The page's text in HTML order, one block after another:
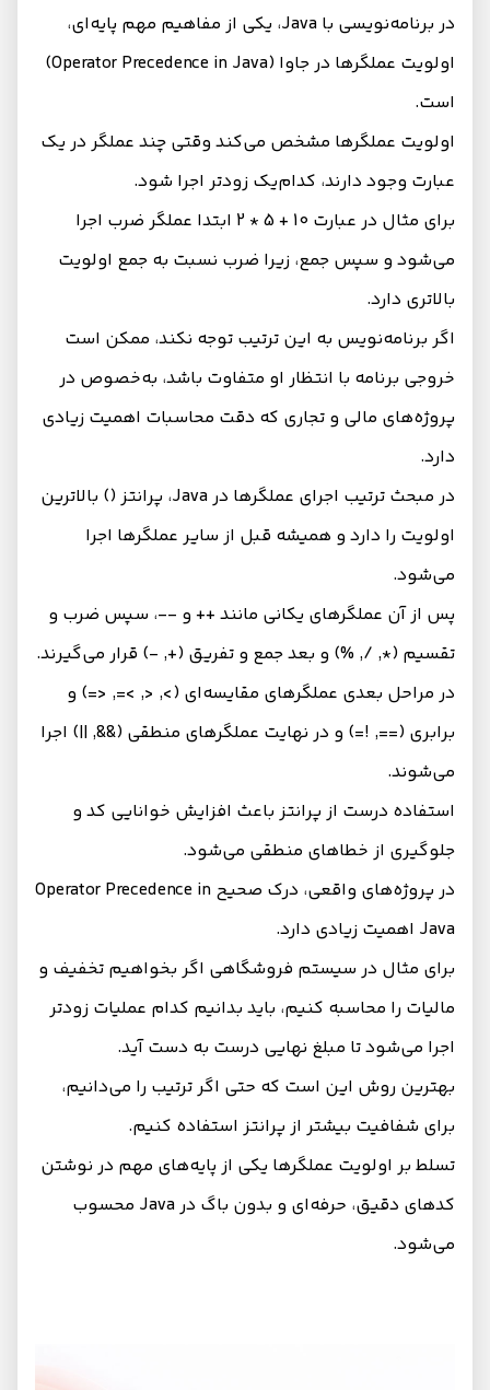
در برنامه‌نویسی با Java، یکی از مفاهیم مهم پایه‌ای،
اولویت عملگرها در جاوا (Operator Precedence in Java)
است.
اولویت عملگرها مشخص می‌کند وقتی چند عملگر در یک
عبارت وجود دارند، کدام‌یک زودتر اجرا شود.
برای مثال در عبارت 10 + 5 * 2 ابتدا عملگر ضرب اجرا
می‌شود و سپس جمع، زیرا ضرب نسبت به جمع اولویت
بالاتری دارد.
اگر برنامه‌نویس به این ترتیب توجه نکند، ممکن است
خروجی برنامه با انتظار او متفاوت باشد، به‌خصوص در
پروژه‌های مالی و تجاری که دقت محاسبات اهمیت زیادی
دارد.
در مبحث ترتیب اجرای عملگرها در Java، پرانتز () بالاترین
اولویت را دارد و همیشه قبل از سایر عملگرها اجرا
می‌شود.
پس از آن عملگرهای یکانی مانند ++ و --، سپس ضرب و
تقسیم (*, /, %) و بعد جمع و تفریق (+, -) قرار می‌گیرند.
در مراحل بعدی عملگرهای مقایسه‌ای (>, <, >=, <=) و
برابری (==, !=) و در نهایت عملگرهای منطقی (&&, ||) اجرا
می‌شوند.
استفاده درست از پرانتز باعث افزایش خوانایی کد و
جلوگیری از خطاهای منطقی می‌شود.
در پروژه‌های واقعی، درک صحیح Operator Precedence in
Java اهمیت زیادی دارد.
برای مثال در سیستم فروشگاهی اگر بخواهیم تخفیف و
مالیات را محاسبه کنیم، باید بدانیم کدام عملیات زودتر
اجرا می‌شود تا مبلغ نهایی درست به دست آید.
بهترین روش این است که حتی اگر ترتیب را می‌دانیم،
برای شفافیت بیشتر از پرانتز استفاده کنیم.
تسلط بر اولویت عملگرها یکی از پایه‌های مهم در نوشتن
کدهای دقیق، حرفه‌ای و بدون باگ در Java محسوب
می‌شود.